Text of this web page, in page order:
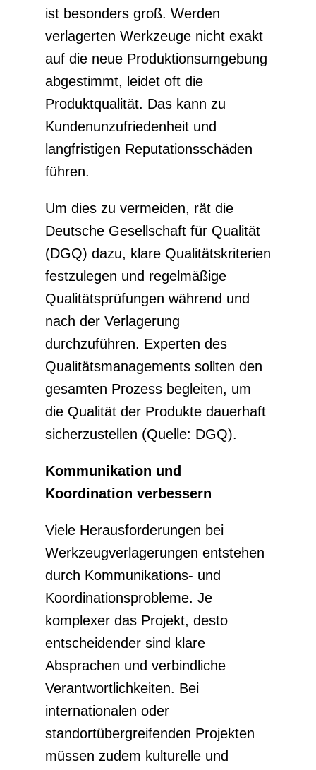
ist besonders groß. Werden
verlagerten Werkzeuge nicht exakt
auf die neue Produktionsumgebung
abgestimmt, leidet oft die
Produktqualität. Das kann zu
Kundenunzufriedenheit und
langfristigen Reputationsschäden
führen.
Um dies zu vermeiden, rät die
Deutsche Gesellschaft für Qualität
(DGQ) dazu, klare Qualitätskriterien
festzulegen und regelmäßige
Qualitätsprüfungen während und
nach der Verlagerung
durchzuführen. Experten des
Qualitätsmanagements sollten den
gesamten Prozess begleiten, um
die Qualität der Produkte dauerhaft
sicherzustellen (Quelle: DGQ).
Kommunikation und
Koordination verbessern
Viele Herausforderungen bei
Werkzeugverlagerungen entstehen
durch Kommunikations- und
Koordinationsprobleme. Je
komplexer das Projekt, desto
entscheidender sind klare
Absprachen und verbindliche
Verantwortlichkeiten. Bei
internationalen oder
standortübergreifenden Projekten
müssen zudem kulturelle und